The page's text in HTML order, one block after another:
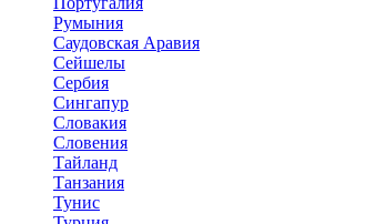
Румыния
Саудовская Аравия
Сейшелы
Сербия
Сингапур
Словакия
Словения
Тайланд
Танзания
Тунис